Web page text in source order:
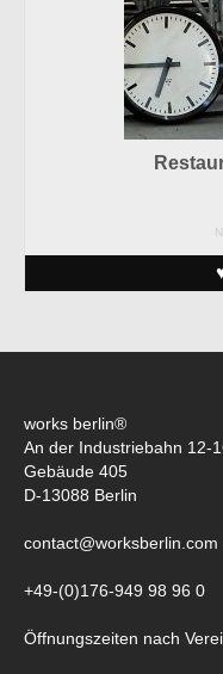
works berlin®
An der Industriebahn 12-
Gebäude 405
D-13088 Berlin
contact@worksberlin.com
+49-(0)176-949 98 96 0
Öffnungszeiten nach